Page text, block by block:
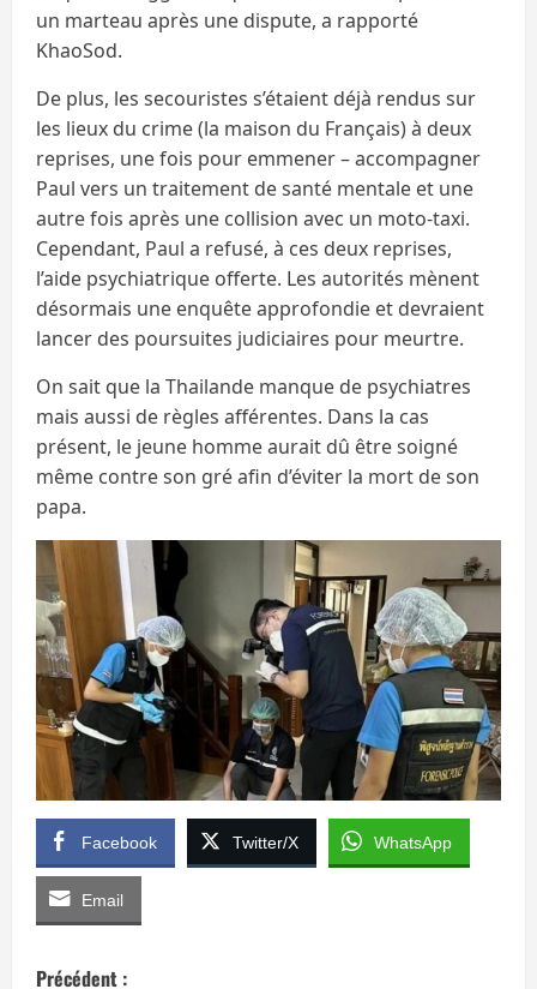
un marteau après une dispute, a rapporté
KhaoSod.
De plus, les secouristes s’étaient déjà rendus sur
les lieux du crime (la maison du Français) à deux
reprises, une fois pour emmener – accompagner
Paul vers un traitement de santé mentale et une
autre fois après une collision avec un moto-taxi.
Cependant, Paul a refusé, à ces deux reprises,
l’aide psychiatrique offerte. Les autorités mènent
désormais une enquête approfondie et devraient
lancer des poursuites judiciaires pour meurtre.
On sait que la Thailande manque de psychiatres
mais aussi de règles afférentes. Dans la cas
présent, le jeune homme aurait dû être soigné
même contre son gré afin d’éviter la mort de son
papa.
Facebook Twitter/X WhatsApp
Email
N
Précédent :